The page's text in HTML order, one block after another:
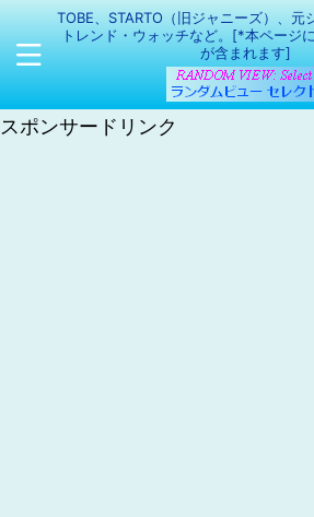
TOBE、STARTO（旧ジャニーズ）、元
トレンド・ウォッチなど。[*本ページ
が含まれます]
スポンサードリンク